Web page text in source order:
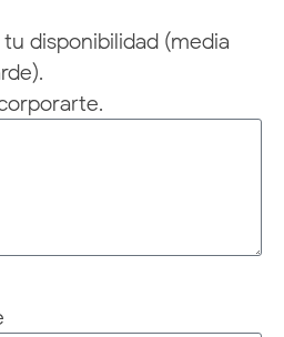
disponibilidad (media